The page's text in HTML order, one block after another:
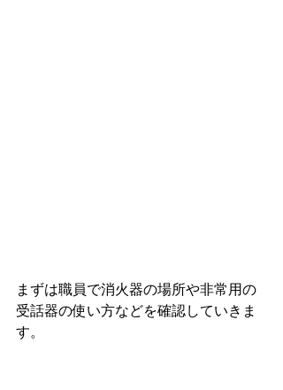
まずは職員で消火器の場所や非常用の
受話器の使い方などを確認していきま
す。